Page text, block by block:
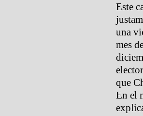
Este
una
mes
que
En el